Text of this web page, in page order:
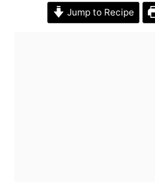
Jump to Recipe